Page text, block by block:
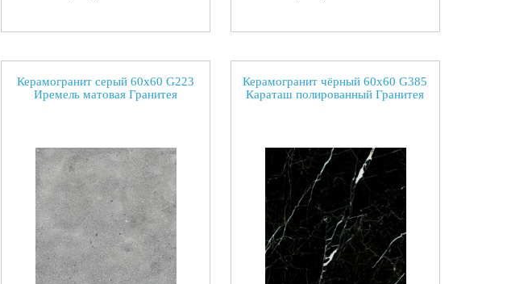
Керамогранит серый 60х60 G223
Иремель матовая Гранитея
Керамогранит чёрный 60х60 G385
Караташ полированный Гранитея